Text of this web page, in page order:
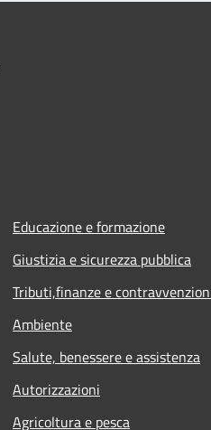
Educazione e formazione
Giustizia e sicurezza pubblica
Tributi,finanze e
Ambiente
Salute, benessere e assistenza
Autorizzazioni
Agricoltura e pesca